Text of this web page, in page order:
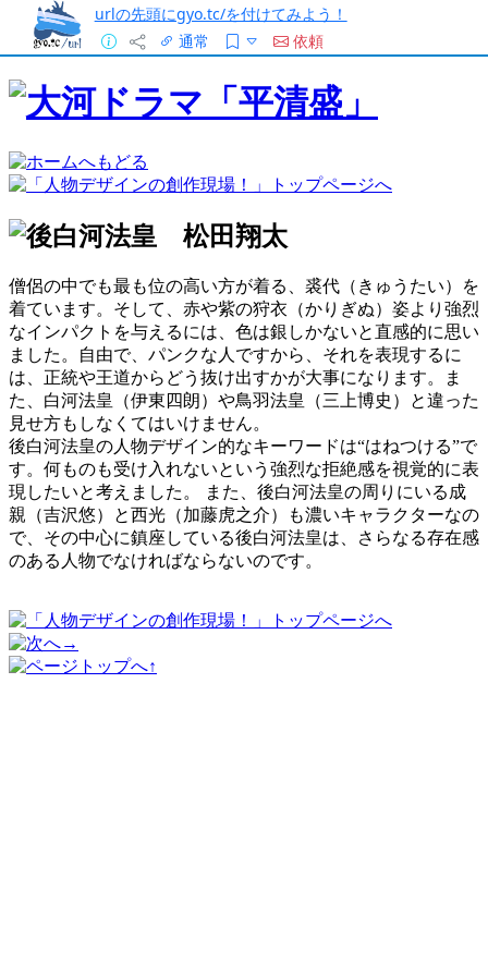
urlの先頭にgyo.tc/を付けてみよう！
通常
依頼